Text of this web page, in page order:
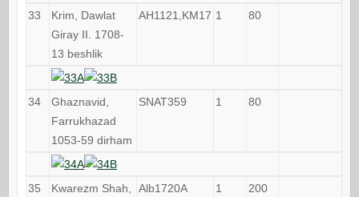
33
Krim, Dawlat
Giray II. 1708-
13 beshlik
AH1121,KM17 1 80
34
Ghaznavid,
Farrukhazad
1053-59 dirham
SNAT359 1 80
35
Kwarezm Shah,
Alb1720A 1 200